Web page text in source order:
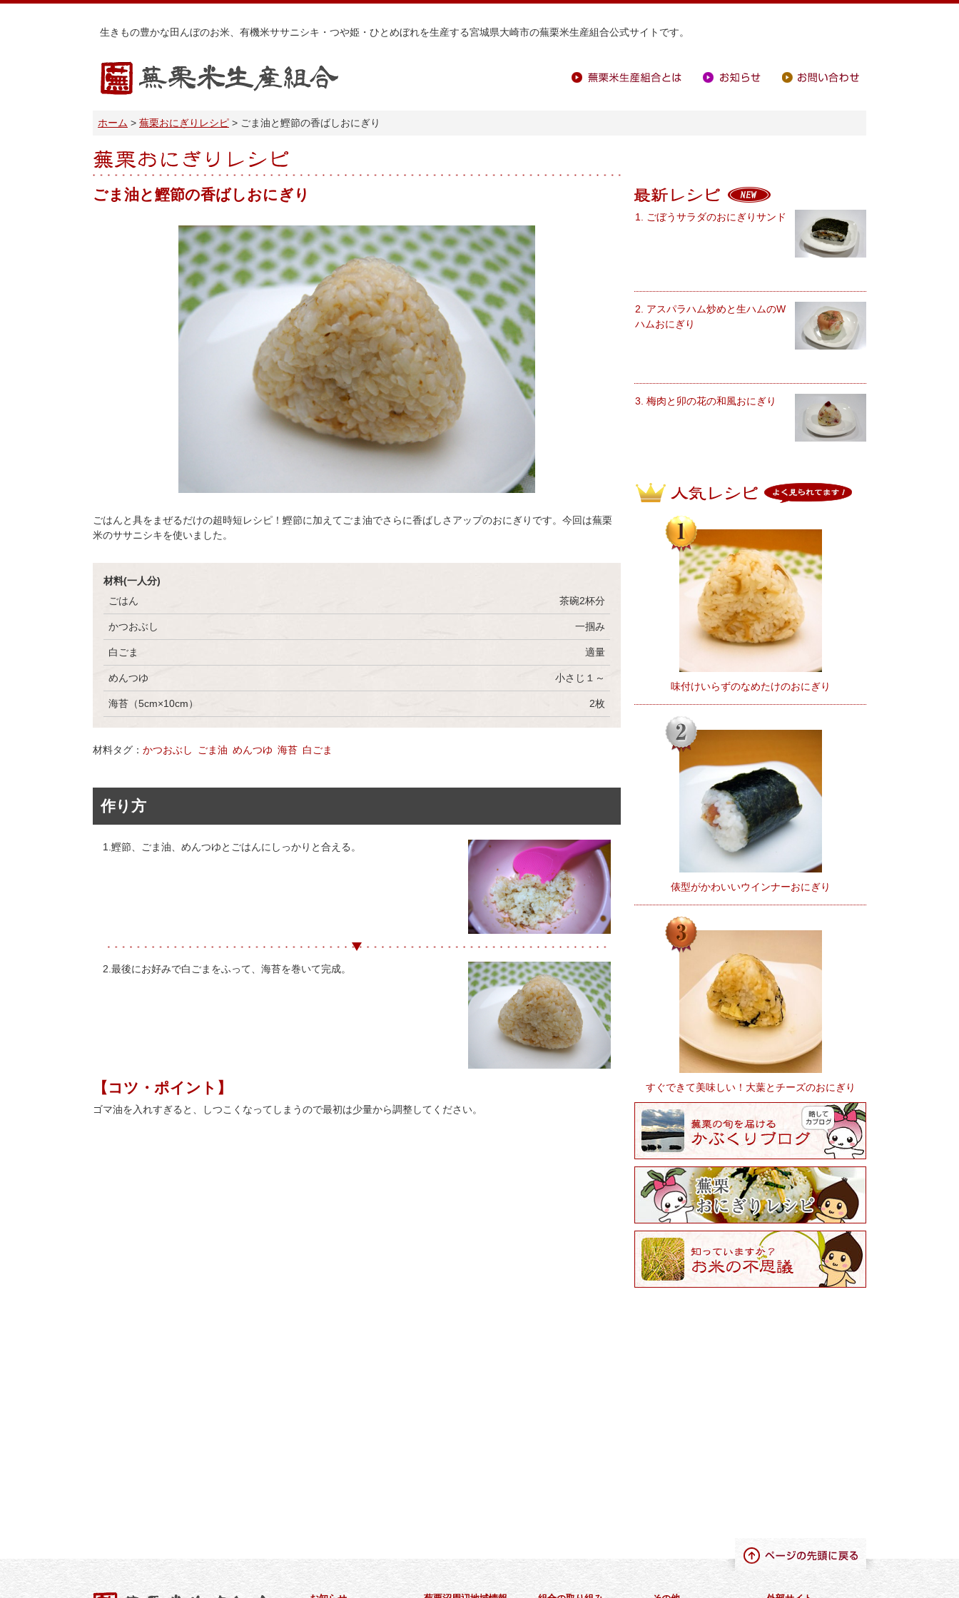
生きもの豊かな田んぼのお米、有機米ササニシキ・つや姫・ひとめぼれを生産する宮城県大崎市の蕪栗米生産組合公式サイトです。
ホーム 蕪栗おにぎりレシピ ごま油と鰹節の香ばしおにぎり
ごま油と鰹節の香ばしおにぎり
ごはんと具をまぜるだけの超時短レシピ！鰹節に加えてごま油でさらに香ばしさアップのおにぎりです。今回は蕪栗
米のササニシキを使いました。
材料(一人分)
ごはん
茶碗2杯分
かつおぶし 一掴み
白ごま 適量
めんつゆ 小さじ１～
海苔（5cm×10cm） 2枚
材料タグ： かつおぶし ごま油 めんつゆ 海苔 白ごま
作り方
1.鰹節、ごま油、めんつゆとごはんにしっかりと合える。
2.最後にお好みで白ごまをふって、海苔を巻いて完成。
【コツ・ポイント】
ゴマ油を入れすぎると、しつこくなってしまうので最初は少量から調整してください。
1. ごぼうサラダのおにぎりサンド
2. アスパラハム炒めと生ハムのW
ハムおにぎり
3. 梅肉と卯の花の和風おにぎり
人気レシピ よく見られてます！
味付けいらずのなめたけのおにぎり
俵型がかわいいウインナーおにぎり
すぐできて美味しい！大葉とチーズのおにぎり